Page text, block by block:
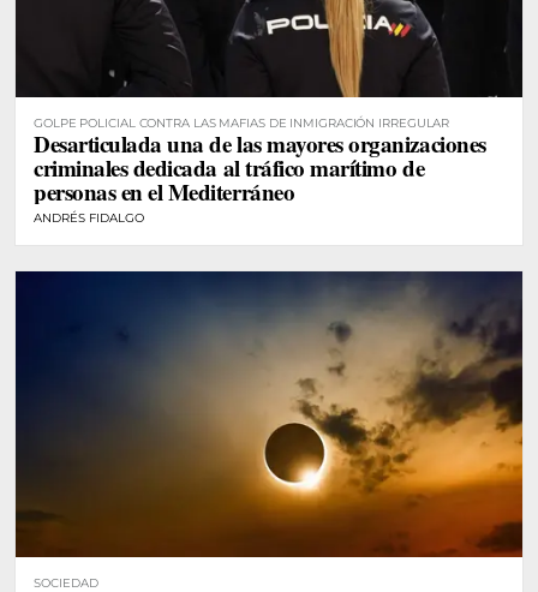
GOLPE POLICIAL CONTRA LAS MAFIAS DE INMIGRACIÓN IRREGULAR
Desarticulada una de las mayores organizaciones
criminales dedicada al tráfico marítimo de
personas en el Mediterráneo
ANDRÉS FIDALGO
SOCIEDAD